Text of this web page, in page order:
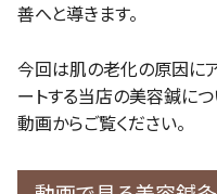
善へと導きます。
今回は肌の老化の原因に
ートする当店の美容鍼につ
動画からご覧ください。